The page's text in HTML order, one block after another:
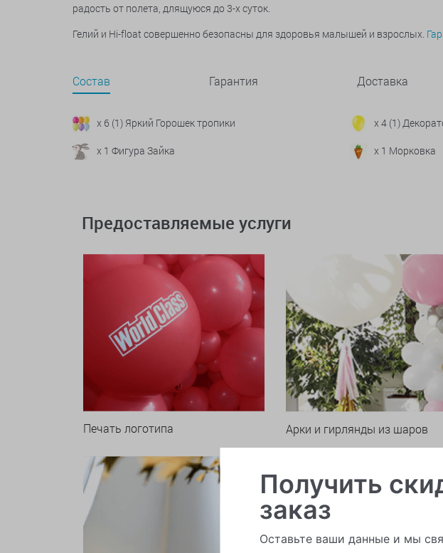
радость от полета, длящуюся до 3-х суток.
Гелий и Hi-float совершенно безопасны для здоровья малышей и взрослых.
Состав Гарантия Доставка
x 6 (1) Яркий Горошек тропики x 4 (1)
x 1 Фигура Зайка x 1 Морковка
Предоставляемые услуги
Печать логотипа Арки и гирлянды из шаров
Получить
заказ
Оставьте ваши данные и мы